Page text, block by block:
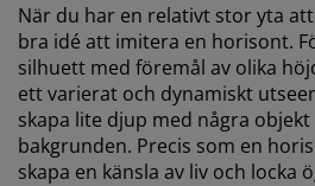
När du har en relativt stor yta
bra idé att imitera en horisont.
silhuett med föremål av olika
ett varierat och dynamiskt
skapa lite djup med några
bakgrunden. Precis som en
skapa en känsla av liv och locka